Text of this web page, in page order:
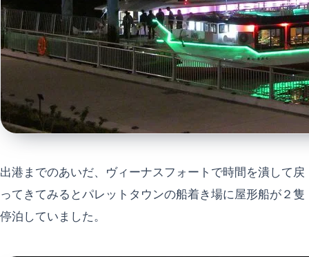
出港までのあいだ、ヴィーナスフォートで時間を潰して戻
ってきてみるとパレットタウンの船着き場に屋形船が２隻
停泊していました。